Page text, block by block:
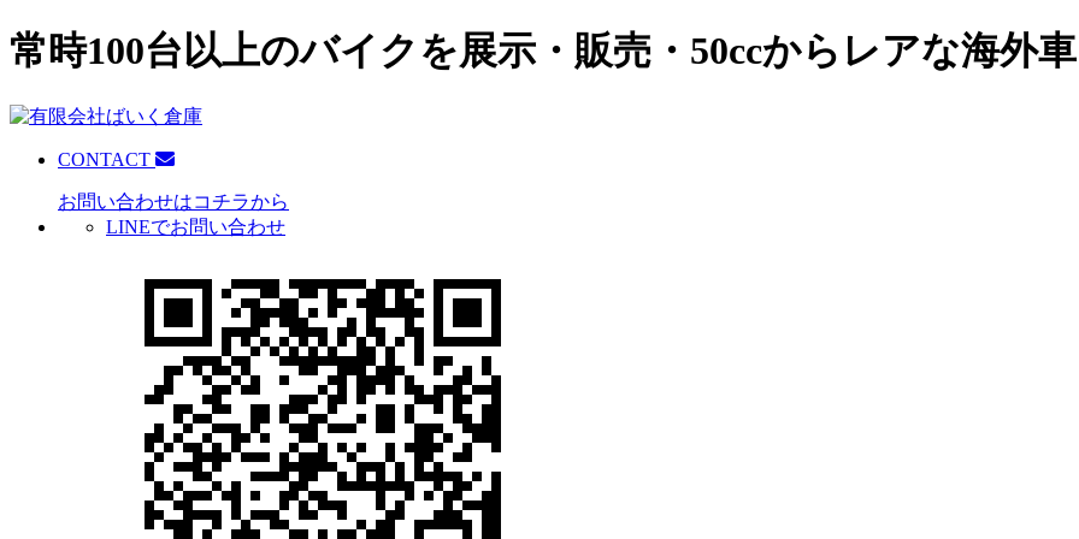
常時100台以上のバイクを展示・販売・50ccからレアな海外
CONTACT
お問い合わせはコチラから
LINEでお問い合わせ